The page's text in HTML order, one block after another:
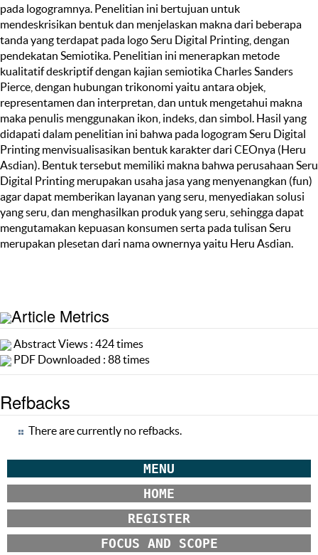
pada logogramnya. Penelitian ini bertujuan untuk
mendeskrisikan bentuk dan menjelaskan makna dari beberapa
tanda yang terdapat pada logo Seru Digital Printing, dengan
pendekatan Semiotika. Penelitian ini menerapkan metode
kualitatif deskriptif dengan kajian semiotika Charles Sanders
Pierce, dengan hubungan trikonomi yaitu antara objek,
representamen dan interpretan, dan untuk mengetahui makna
maka penulis menggunakan ikon, indeks, dan simbol. Hasil yang
didapati dalam penelitian ini bahwa pada logogram Seru Digital
Printing menvisualisasikan bentuk karakter dari CEOnya (Heru
Asdian). Bentuk tersebut memiliki makna bahwa perusahaan Seru
Digital Printing merupakan usaha jasa yang menyenangkan (fun)
agar dapat memberikan layanan yang seru, menyediakan solusi
yang seru, dan menghasilkan produk yang seru, sehingga dapat
mengutamakan kepuasan konsumen serta pada tulisan Seru
merupakan plesetan dari nama ownernya yaitu Heru Asdian.
Article Metrics
Abstract Views : 424 times
PDF Downloaded : 88 times
Refbacks
There are currently no refbacks.
MENU
HOME
REGISTER
FOCUS AND SCOPE